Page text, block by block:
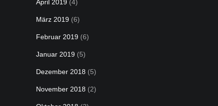
April 2019 (4)
März 2019 (6)
Februar 2019 (6)
Januar 2019 (5)
Dezember 2018 (5)
November 2018 (2)